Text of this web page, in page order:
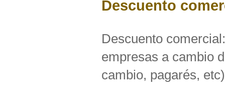
Descuento
Descuento
empresas a cambio
cambio, pagarés,